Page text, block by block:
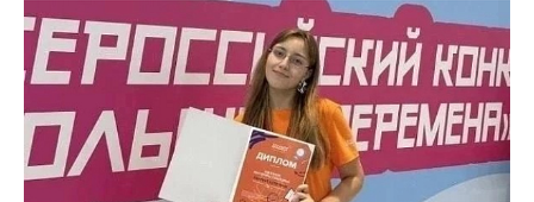
сообщили, что причиной нарушения целостности асфальта
стал "подмыв основания покрытия проезда после обильных
осадков". "Восстановительные работы в рамках гарантийных
обязательств контракта будет проводить подрядная
организация, которая привлекалась ООО "Нижневартовские
коммунальные системы", срок до 15 августа 2026 года.
В настоящее время приемка работ со стороны ООО "НКС" не
осуществлялась. Восстановление за счет средств подрядной
организации", - рассказали в департаменте.